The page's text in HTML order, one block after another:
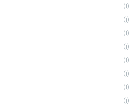
(1)
(1)
(1)
(1)
(1)
(1)
(1)
(1)